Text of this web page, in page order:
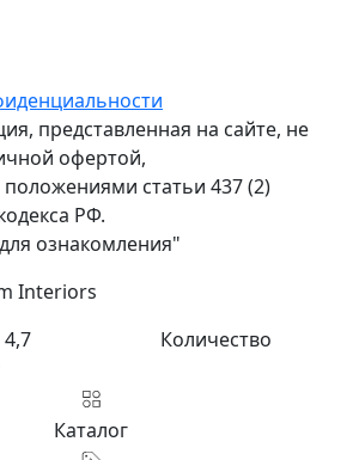
представленная на сайте, не
офертой,
статьи 437 (2)
РФ.
ознакомления"
Interiors
4,7
Количество
Каталог